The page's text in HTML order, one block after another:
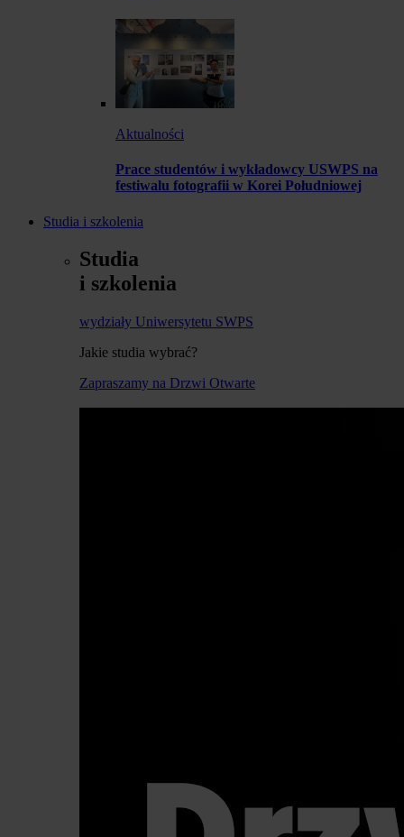
Aktualności
Prace studentów i wykładowcy USWPS na
festiwalu fotografii w Korei Południowej
Studia i szkolenia
Studia
i szkolenia
wydziały Uniwersytetu SWPS
Jakie studia wybrać?
Zapraszamy na Drzwi Otwarte